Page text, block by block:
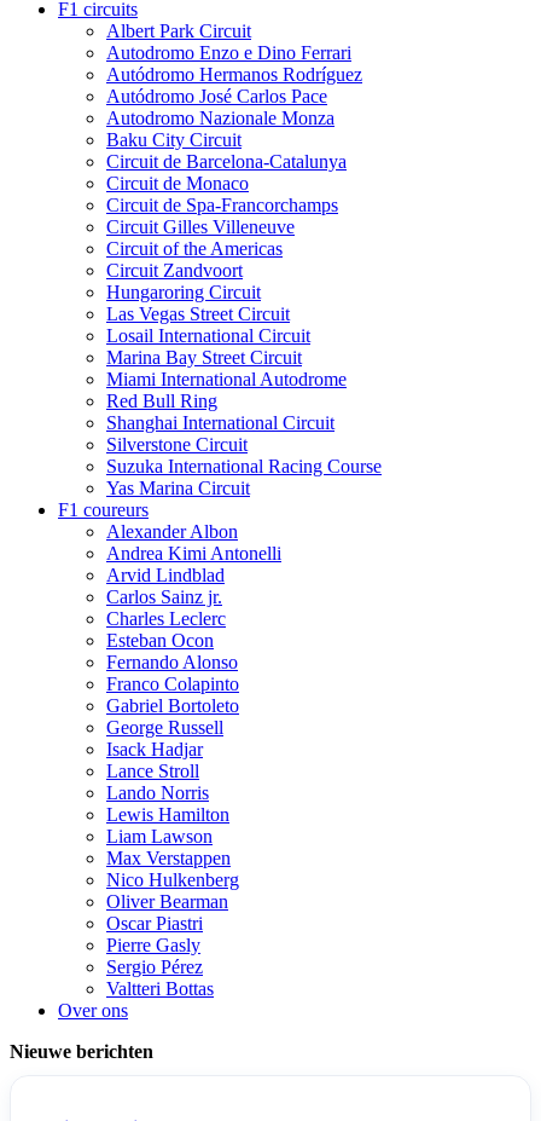
F1 circuits
Albert Park Circuit
Autodromo Enzo e Dino Ferrari
Autódromo Hermanos Rodríguez
Autódromo José Carlos Pace
Autodromo Nazionale Monza
Baku City Circuit
Circuit de Barcelona-Catalunya
Circuit de Monaco
Circuit de Spa-Francorchamps
Circuit Gilles Villeneuve
Circuit of the Americas
Circuit Zandvoort
Hungaroring Circuit
Las Vegas Street Circuit
Losail International Circuit
Marina Bay Street Circuit
Miami International Autodrome
Red Bull Ring
Shanghai International Circuit
Silverstone Circuit
Suzuka International Racing Course
Yas Marina Circuit
F1 coureurs
Alexander Albon
Andrea Kimi Antonelli
Arvid Lindblad
Carlos Sainz jr.
Charles Leclerc
Esteban Ocon
Fernando Alonso
Franco Colapinto
Gabriel Bortoleto
George Russell
Isack Hadjar
Lance Stroll
Lando Norris
Lewis Hamilton
Liam Lawson
Max Verstappen
Nico Hulkenberg
Oliver Bearman
Oscar Piastri
Pierre Gasly
Sergio Pérez
Valtteri Bottas
Over ons
Nieuwe berichten